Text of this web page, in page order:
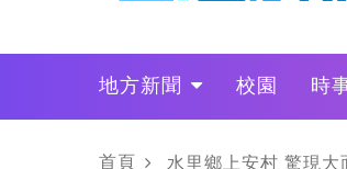
地方新聞 校園 時
政治
財經 LO叩敲敲
首頁 水里鄉上安村 驚現大